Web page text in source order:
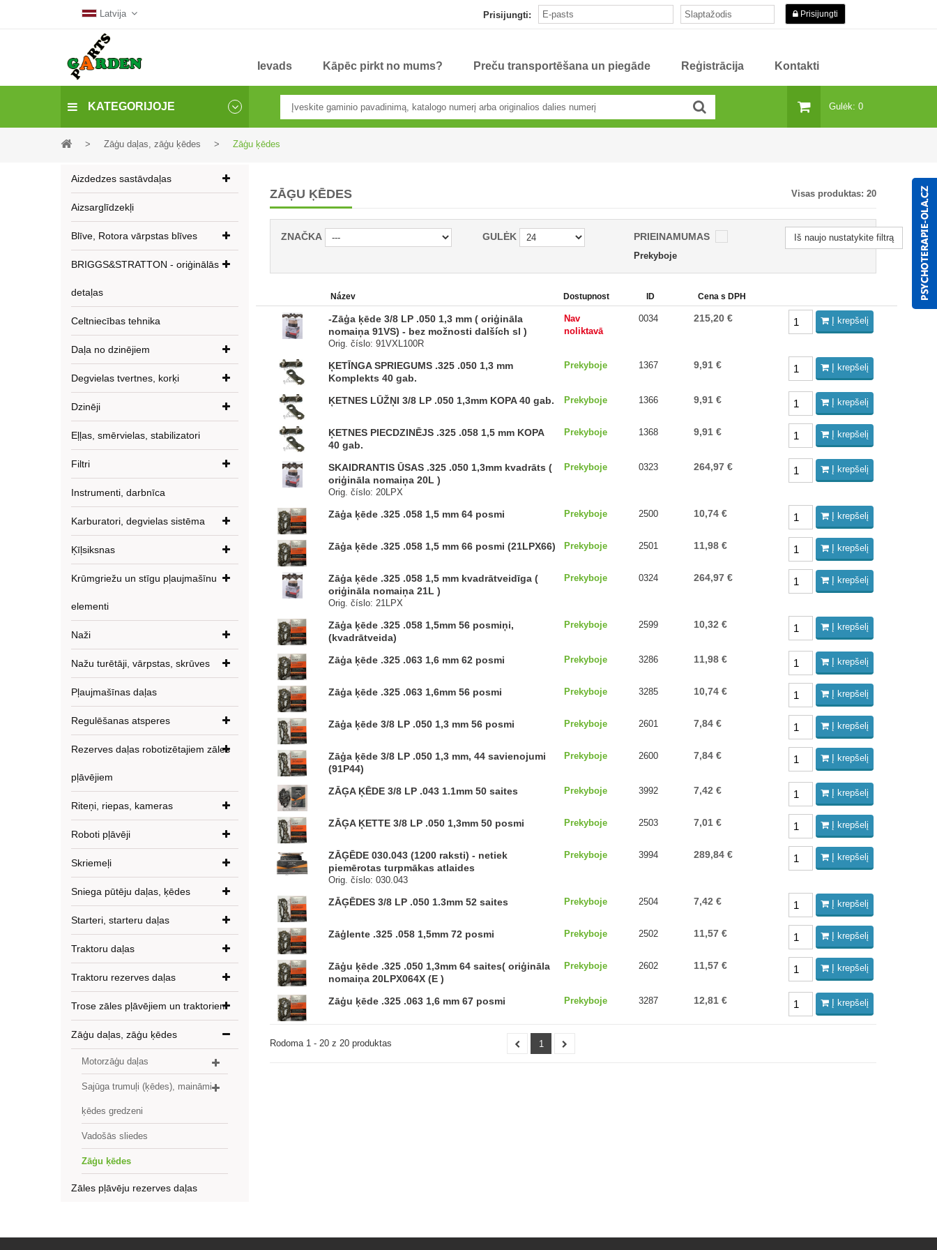
Latvija Prisijungti: Prisijungti
Ievads Kāpēc pirkt no mums? Preču transportēšana un piegāde Reģistrācija Kontakti
KATEGORIJOJE Gulėk: 0
> Zāģu daļas, zāģu ķēdes > Zāģu ķēdes
Aizdedzes sastāvdaļas
Aizsarglīdzekļi
Blīve, Rotora vārpstas blīves
BRIGGS&STRATTON - oriģinālās
detaļas
Celtniecības tehnika
Daļa no dzinējiem
Degvielas tvertnes, korķi
Dzinēji
Eļļas, smērvielas, stabilizatori
Filtri
Instrumenti, darbnīca
Karburatori, degvielas sistēma
Ķīļsiksnas
Krūmgriežu un stīgu pļaujmašīnu
elementi
Naži
Nažu turētāji, vārpstas, skrūves
Pļaujmašīnas daļas
Regulēšanas atsperes
Rezerves daļas robotizētajiem zāles
pļāvējiem
Riteņi, riepas, kameras
Roboti pļāvēji
Skriemeļi
Sniega pūtēju daļas, ķēdes
Starteri, starteru daļas
Traktoru daļas
Traktoru rezerves daļas
Trose zāles pļāvējiem un traktoriem
Zāģu daļas, zāģu ķēdes
Motorzāģu daļas
Sajūga trumuļi (ķēdes), maināmi
ķēdes gredzeni
Vadošās sliedes
Zāģu ķēdes
Zāles pļāvēju rezerves daļas
ZĀĢU ĶĒDES Visas produktas: 20
ZNAČKA GULĖK PRIEINAMUMAS
Prekyboje
Iš naujo nustatykite filtrą
Název Dostupnost ID Cena s DPH
-Zāģa ķēde 3/8 LP .050 1,3 mm ( oriģināla
nomaiņa 91VS) - bez možnosti dalších sl )
Orig. číslo: 91VXL100R
Nav
noliktavā
0034 215,20 € Į krepšelį
ĶETĪNGA SPRIEGUMS .325 .050 1,3 mm
Komplekts 40 gab.
Prekyboje 1367 9,91 € Į krepšelį
ĶETNES LŪŽŅI 3/8 LP .050 1,3mm KOPA 40 gab. Prekyboje 1366 9,91 € Į krepšelį
ĶETNES PIECDZINĒJS .325 .058 1,5 mm KOPA
40 gab.
Prekyboje 1368 9,91 € Į krepšelį
SKAIDRANTIS ŪSAS .325 .050 1,3mm kvadrāts (
oriģināla nomaiņa 20L )
Orig. číslo: 20LPX
Prekyboje 0323 264,97 € Į krepšelį
Zāģa ķēde .325 .058 1,5 mm 64 posmi Prekyboje 2500 10,74 € Į krepšelį
Zāģa ķēde .325 .058 1,5 mm 66 posmi (21LPX66) Prekyboje 2501 11,98 € Į krepšelį
Zāģa ķēde .325 .058 1,5 mm kvadrātveidīga (
oriģināla nomaiņa 21L )
Orig. číslo: 21LPX
Prekyboje 0324 264,97 € Į krepšelį
Zāģa ķēde .325 .058 1,5mm 56 posmiņi,
(kvadrātveida)
Prekyboje 2599 10,32 € Į krepšelį
Zāģa ķēde .325 .063 1,6 mm 62 posmi Prekyboje 3286 11,98 € Į krepšelį
Zāģa ķēde .325 .063 1,6mm 56 posmi Prekyboje 3285 10,74 € Į krepšelį
Zāģa ķēde 3/8 LP .050 1,3 mm 56 posmi Prekyboje 2601 7,84 € Į krepšelį
Zāģa ķēde 3/8 LP .050 1,3 mm, 44 savienojumi
(91P44)
Prekyboje 2600 7,84 € Į krepšelį
ZĀĢA ĶĒDE ​​3/8 LP .043 1.1mm 50 saites Prekyboje 3992 7,42 € Į krepšelį
ZĀĢA ĶETTE 3/8 LP .050 1,3mm 50 posmi Prekyboje 2503 7,01 € Į krepšelį
ZĀĢĒDE 030.043 (1200 raksti) - netiek
piemērotas turpmākas atlaides
Orig. číslo: 030.043
Prekyboje 3994 289,84 € Į krepšelį
ZĀĢĒDES 3/8 LP .050 1.3mm 52 saites Prekyboje 2504 7,42 € Į krepšelį
Zāģlente .325 .058 1,5mm 72 posmi Prekyboje 2502 11,57 € Į krepšelį
Zāģu ķēde .325 .050 1,3mm 64 saites( oriģināla
nomaiņa 20LPX064X (E )
Prekyboje 2602 11,57 € Į krepšelį
Zāģu ķēde .325 .063 1,6 mm 67 posmi Prekyboje 3287 12,81 € Į krepšelį
1
Rodoma 1 - 20 z 20 produktas